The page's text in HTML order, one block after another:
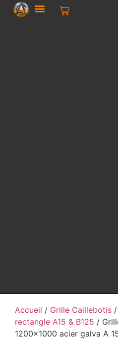
Accueil / Grille Caillebotis /
rectangle A15 & B125 /
1200×1000 acier galva A